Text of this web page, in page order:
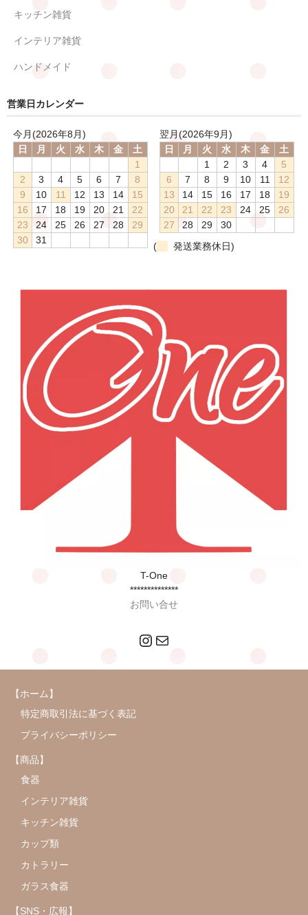
キッチン雑貨
インテリア雑貨
ハンドメイド
営業日カレンダー
今月(2026年8月)
日
月 火 水 木 金
土
1
2
3 4 5 6 7
8
9
10 11 12 13 14
15
16
17 18 19 20 21
22
23
24 25 26 27 28
29
30
31
翌月(2026年9月)
日
月 火 水 木 金
土
1
2 3 4
5
6
7 8 9 10 11
12
13
14 15 16 17 18
19
20
21 22 23 24 25
26
27
28 29
30
(
発送業務休日)
T-One
**************
お問い合せ
Instagram
メール
【ホーム】
特定商取引法に基づく表記
プライバシーポリシー
【商品】
食器
インテリア雑貨
キッチン雑貨
カップ類
カトラリー
ガラス食器
【SNS・広報】